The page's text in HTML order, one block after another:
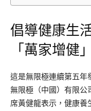
倡導健康生
「萬家增健
這是無限極連續第五年
無限極（中國）有限公
席黃健龍表示，健康